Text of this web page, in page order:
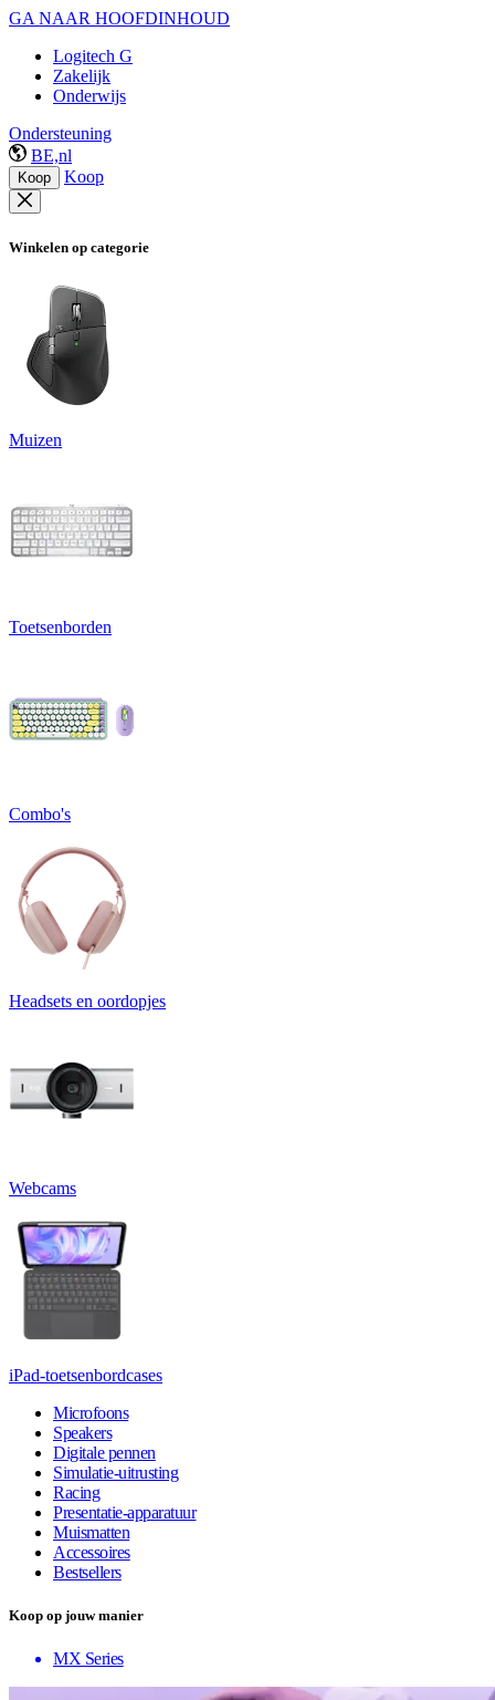
GA NAAR HOOFDINHOUD
Logitech G
Zakelijk
Onderwijs
Ondersteuning
BE,nl
Koop Koop
Winkelen op categorie
Muizen
Toetsenborden
Combo's
Headsets en oordopjes
Webcams
iPad-toetsenbordcases
Microfoons
Speakers
Digitale pennen
Simulatie-uitrusting
Racing
Presentatie-apparatuur
Muismatten
Accessoires
Bestsellers
Koop op jouw manier
MX Series